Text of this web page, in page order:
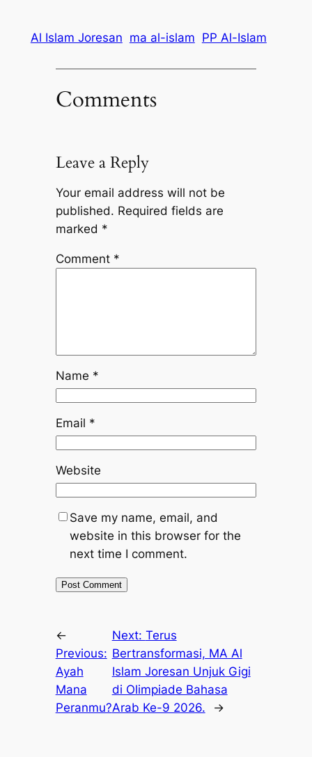
Al Islam Joresan ma al-islam PP Al-Islam
Comments
Leave a Reply
Your email address will not be
published. Required fields are
marked *
Comment *
Name *
Email *
Website
Save my name, email, and
website in this browser for the
next time I comment.
←
Previous:
Ayah
Mana
Peranmu?
Next: Terus
Bertransformasi, MA Al
Islam Joresan Unjuk Gigi
di Olimpiade Bahasa
Arab Ke-9 2026.
→